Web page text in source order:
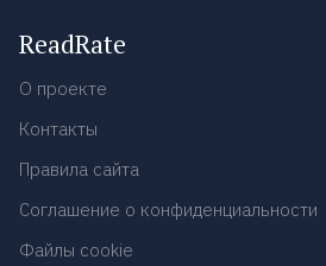
ReadRate
О проекте
Контакты
Правила сайта
Соглашение о конфиденциальности
Файлы cookie